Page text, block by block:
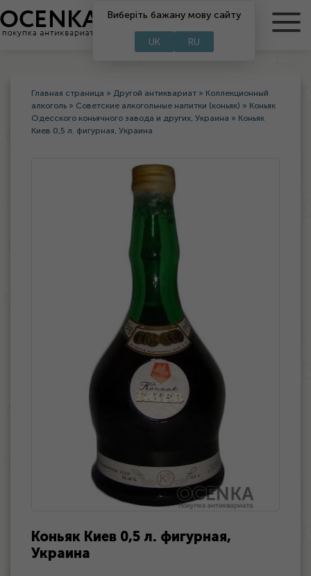
RU
Виберіть бажану мову сайту
UK RU
Главная страница » Другой антиквариат » Коллекционный
алкоголь » Советские алкогольные напитки (коньяк) » Коньяк
Одесского коньячного завода и других, Украина » Коньяк
Киев 0,5 л. фигурная, Украина
Коньяк Киев 0,5 л. фигурная,
Украина